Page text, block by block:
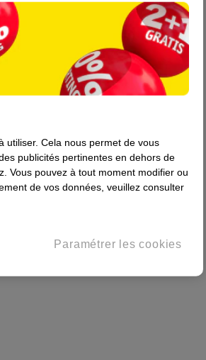
commerciale
de l’entreprise
utiliser. Cela nous permet de vous
publicités pertinentes en dehors de
Vous pouvez à tout moment modifier ou
de vos données, veuillez consulter
Paramétrer les cookies